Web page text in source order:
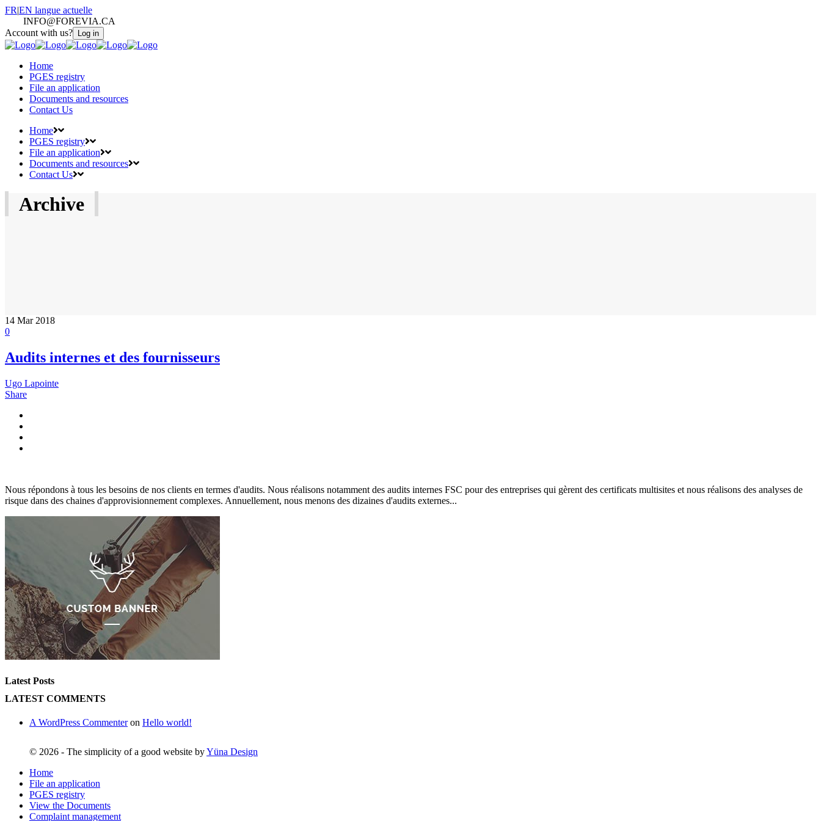
FR|EN langue actuelle
INFO@FOREVIA.CA
Account with us?
Log in
Home
PGES registry
File an application
Documents and resources
Contact Us
Home
PGES registry
File an application
Documents and resources
Contact Us
Archive
14 Mar 2018
0
Audits internes et des fournisseurs
Ugo Lapointe
Share
Nous répondons à tous les besoins de nos clients en termes d'audits. Nous réalisons notamment des audits internes FSC pour des entreprises qui gèrent des certificats multisites et nous réalisons des analyses de
risque dans des chaines d'approvisionnement complexes. Annuellement, nous menons des dizaines d'audits externes...
Latest Posts
LATEST COMMENTS
A WordPress Commenteron Hello world!
© 2026 - The simplicity of a good website byYüna Design
Home
File an application
PGES registry
View the Documents
Complaint management